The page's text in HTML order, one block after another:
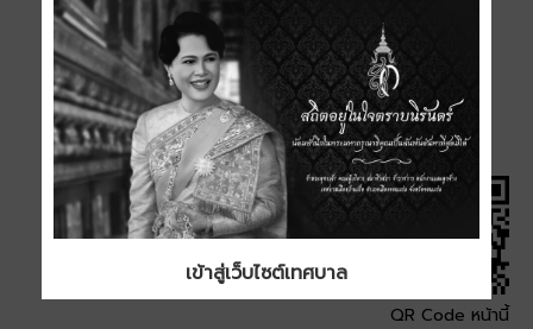
ขนาด
0.49 MB
ดาวน์โหลด
QR Code หน้านี้
เข้าสู่เว็บไซต์เทศบาล